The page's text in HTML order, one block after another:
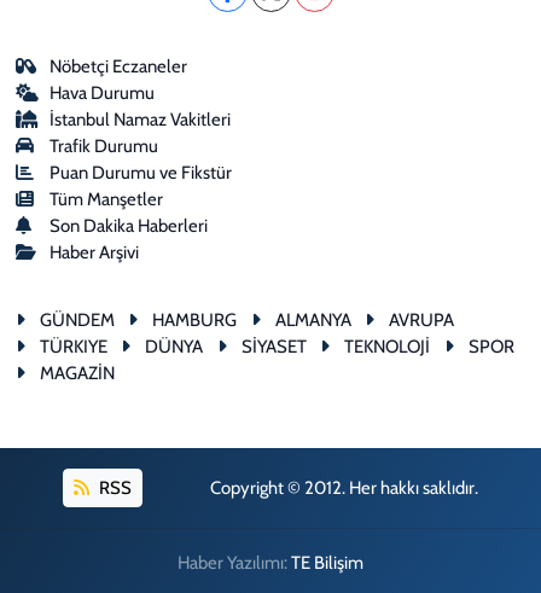
Nöbetçi Eczaneler
Hava Durumu
İstanbul Namaz Vakitleri
Trafik Durumu
Puan Durumu ve Fikstür
Tüm Manşetler
Son Dakika Haberleri
Haber Arşivi
GÜNDEM HAMBURG ALMANYA
AVRUPA
TÜRKIYE
DÜNYA SİYASET TEKNOLOJİ
SPOR
MAGAZİN
RSS Copyright © 2012. Her hakkı saklıdır.
Haber Yazılımı:TE Bilişim